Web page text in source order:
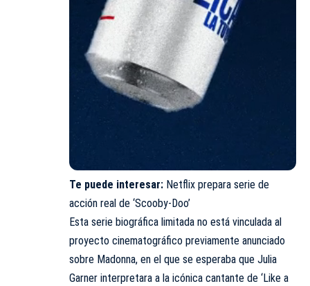
Te puede interesar: Netflix prepara serie de
acción real de ‘Scooby-Doo’
Esta serie biográfica limitada no está vinculada al
proyecto cinematográfico previamente anunciado
sobre Madonna, en el que se esperaba que Julia
Garner interpretara a la icónica cantante de ‘Like a